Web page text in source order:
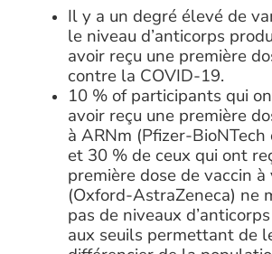
Il y a un degré élevé de
le niveau d’anticorps
avoir reçu une première
contre la COVID-19.
10 % of participants qui
avoir reçu une première
à ARNm (Pfizer-BioNTech
et 30 % de ceux qui ont
première dose de vaccin
(Oxford-AstraZeneca) ne
pas de niveaux
aux seuils permettant de